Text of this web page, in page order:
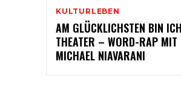
KULTURLEBEN
AM GLÜCKLICHSTEN BIN
THEATER – WORD-RAP MIT
MICHAEL NIAVARANI